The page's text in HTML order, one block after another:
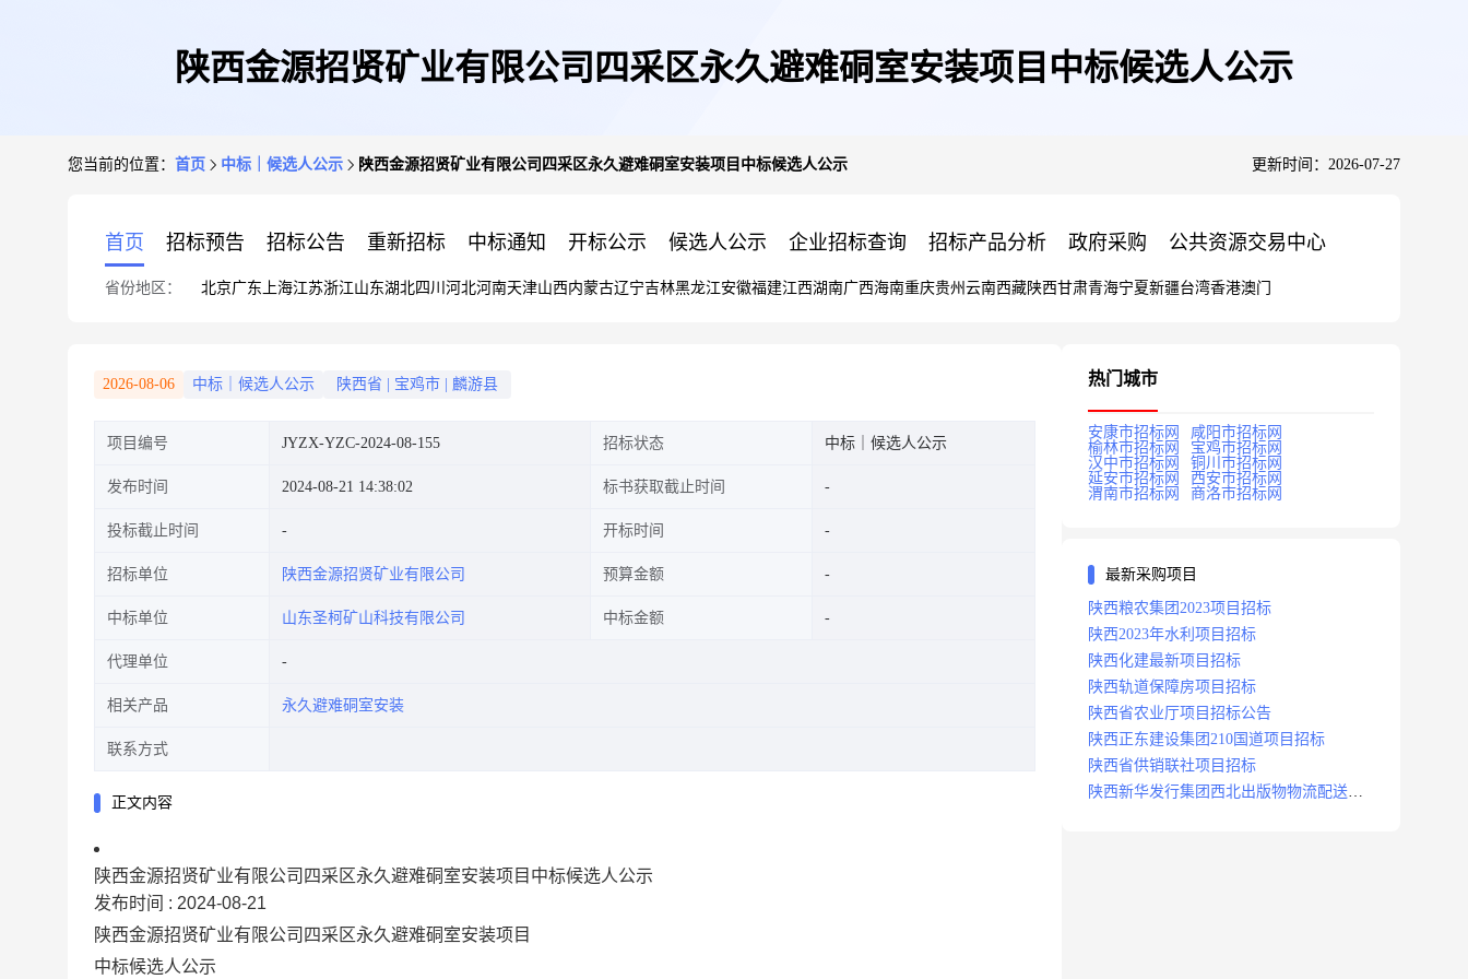
陕西金源招贤矿业有限公司四采区永久避难硐室安装项目中标候选人公示
您当前的位置： 首页 中标｜候选人公示 陕西金源招贤矿业有限公司四采区永久避难硐室安装项目中标候选人公示 更新时间：2026-07-27
首页 招标预告 招标公告 重新招标 中标通知 开标公示 候选人公示 企业招标查询 招标产品分析 政府采购 公共资源交易中心
省份地区： 北京广东 上海江苏浙江山东湖北四川 河北河南天津山西内蒙古辽宁吉林黑龙江安徽福建江西湖南广西海南重庆贵州 云南西藏陕西甘肃青海宁夏新疆台湾香港澳门
2026-08-06 中标｜候选人公示 陕西省 宝鸡市 麟游县
项目编号 JYZX-YZC-2024-08-155 招标状态 中标｜候选人公示
发布时间 2024-08-21 14:38:02 标书获取截止时间
投标截止时间 开标时间
招标单位 陕西金源招贤矿业有限公司 预算金额
中标单位 山东圣柯矿山科技有限公司 中标金额
代理单位
相关产品 永久避难硐室安装
联系方式
正文内容
陕西金源招贤矿业有限公司四采区永久避难硐室安装项目中标候选人公示
发布时间 : 2024-08-21
陕西金源招贤矿业有限公司四采区永久避难硐室安装项目
中标候选人公示
热门城市
安康市招标网
咸阳市招标网
榆林市招标网
宝鸡市招标网
汉中市招标网
铜川市招标网
延安市招标网
西安市招标网
渭南市招标网
商洛市招标网
最新采购项目
陕西粮农集团2023项目招标
陕西2023年水利项目招标
陕西化建最新项目招标
陕西轨道保障房项目招标
陕西省农业厅项目招标公告
陕西正东建设集团210国道项目招标
陕西省供销联社项目招标
陕西新华发行集团西北出版物物流配送中